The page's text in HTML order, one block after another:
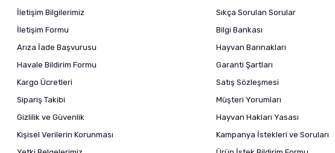
İletişim Bilgilerimiz
İletişim Formu
Arıza İade Başvurusu
Havale Bildirim Formu
Kargo Ücretleri
Sipariş Takibi
Gizlilik ve Güvenlik
Kişisel Verilerin Korunması
Sıkça Sorulan Sorular
Bilgi Bankası
Hayvan Barınakları
Garanti Şartları
Satış Sözleşmesi
Müşteri Yorumları
Hayvan Hakları Yasası
Kampanya İstekleri ve Soruları